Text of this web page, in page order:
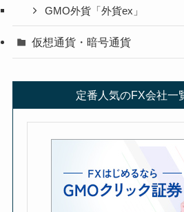
GMO外貨「外貨ex」
仮想通貨・暗号通貨
定番人気のFX会社一